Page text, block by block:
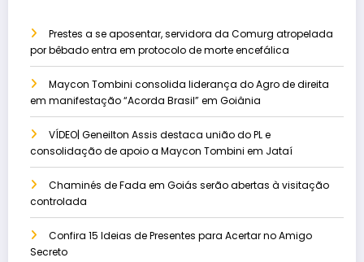
Prestes a se aposentar, servidora da Comurg atropelada
por bêbado entra em protocolo de morte encefálica
Maycon Tombini consolida liderança do Agro de direita
em manifestação “Acorda Brasil” em Goiânia
VÍDEO| Geneilton Assis destaca união do PL e
consolidação de apoio a Maycon Tombini em Jataí
Chaminés de Fada em Goiás serão abertas à visitação
controlada
Confira 15 Ideias de Presentes para Acertar no Amigo
Secreto